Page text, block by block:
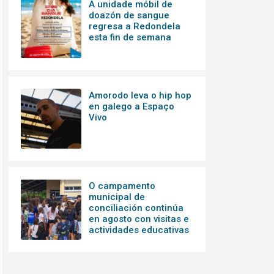
A unidade móbil de
doazón de sangue
regresa a Redondela
esta fin de semana
Amorodo leva o hip hop
en galego a Espaço
Vivo
O campamento
municipal de
conciliación continúa
en agosto con visitas e
actividades educativas